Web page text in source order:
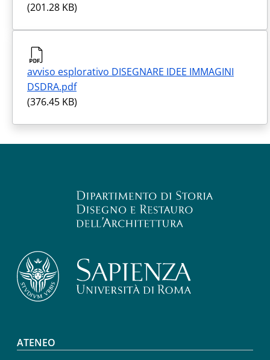
(201.28 KB)
avviso esplorativo DISEGNARE IDEE IMMAGINI
DSDRA.pdf
(376.45 KB)
Footer menu
ATENEO